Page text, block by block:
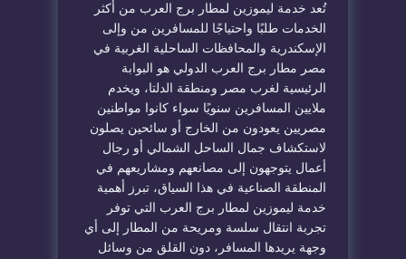
تُعد خدمة ليموزين لمطار برج العرب من أكثر
الخدمات طلبًا واحتياجًا للمسافرين من وإلى
الإسكندرية والمحافظات الساحلية الغربية في
مصر مطار برج العرب الدولي هو البوابة
الرئيسية لغرب مصر ومنطقة الدلتا، ويخدم
ملايين المسافرين سنويًا سواء كانوا مواطنين
مصريين يعودون من الخارج أو سائحين يصلون
لاستكشاف جمال الساحل الشمالي أو رجال
أعمال يتوجهون إلى مصانعهم ومشاريعهم في
المنطقة الصناعية في هذا السياق، تبرز أهمية
خدمة ليموزين لمطار برج العرب التي توفر
تجربة انتقال سلسة ومريحة من المطار إلى أي
وجهة يريدها المسافر، دون القلق من وسائل